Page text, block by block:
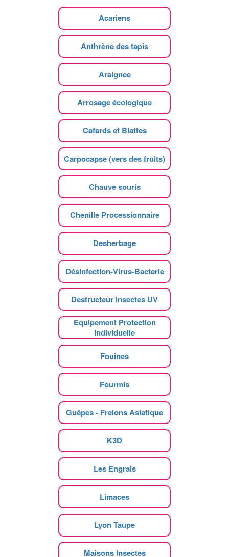
Acariens
Anthrène des tapis
Araignee
Arrosage écologique
Cafards et Blattes
Carpocapse (vers des fruits)
Chauve souris
Chenille Processionnaire
Desherbage
Désinfection-Virus-Bacterie
Destructeur Insectes UV
Equipement Protection
Individuelle
Fouines
Fourmis
Guêpes - Frelons Asiatique
K3D
Les Engrais
Limaces
Lyon Taupe
Maisons Insectes